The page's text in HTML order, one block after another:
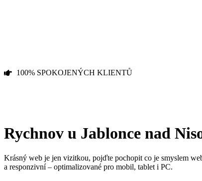
100% SPOKOJENÝCH KLIENTŮ
Rychnov u Jablonce nad
Krásný web je jen vizitkou, pojďte pochopit co je smyslem
a responzivní – optimalizované pro mobil, tablet i PC.